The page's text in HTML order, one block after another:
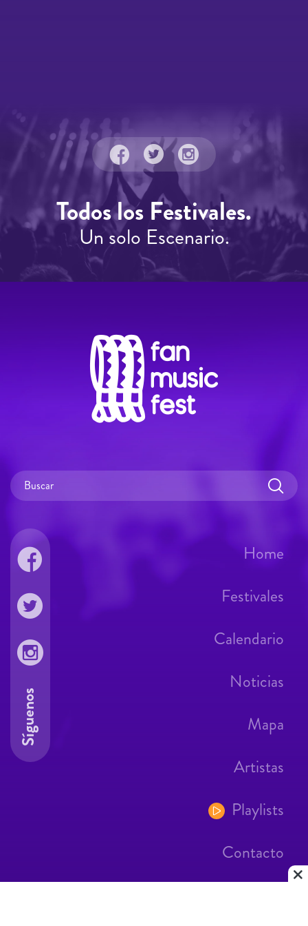
Todos los Festivales.
Un solo Escenario.
Home
Festivales
Calendario
Noticias
Mapa
Artistas
Playlists
Contacto
Síguenos